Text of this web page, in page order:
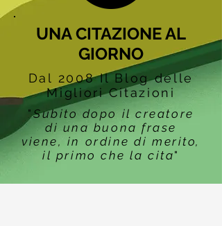
UNA CITAZIONE AL
GIORNO
Dal 2008 Il Blog delle
Migliori Citazioni
"Subito dopo il creatore
di una buona frase
viene, in ordine di merito,
il primo che la cita"